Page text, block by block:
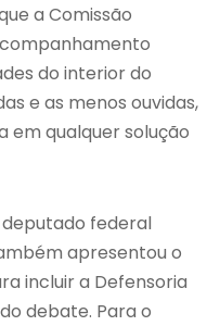
a Comissão
do interior do
e as menos ouvidas,
em qualquer solução
deputado federal
apresentou o
incluir a Defensoria
debate. Para o